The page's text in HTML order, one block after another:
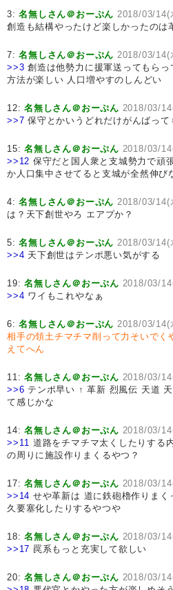
3:名無しさん＠おーぷん 2018/03/14(
創造も結構やったけど楽しかったのは
7:名無しさん＠おーぷん 2018/03/14(
>>3 創造は他勢力に援軍送ってもらっ
方法が楽しい 人口増やすのしんどい
12:名無しさん＠おーぷん 2018/03/
>>7 保守とかいうどれだけがんばっ
15:名無しさん＠おーぷん 2018/03/
>>12 保守だと国人衆と支城勢力で頑
か人口集中させてると支城が全然伸び
4:名無しさん＠おーぷん 2018/03/14(
は？天下創世やろ エアプか？
5:名無しさん＠おーぷん 2018/03/14(
>>4 天下創世はテンポ悪い気がする
19:名無しさん＠おーぷん 2018/03/
>>4 ワイもこれやなぁ
6:名無しさん＠おーぷん 2018/03/14(
相手の領土チマチマ削って力そいでく
えてへん
11:名無しさん＠おーぷん 2018/03/
>>6 テンポ早い ↑ 革新 烈風伝 天道
て感じかな
14:名無しさん＠おーぷん 2018/03/
>>11 道路をチマチマ太くしたりする
の周りに施設作りまくるやつ？
17:名無しさん＠おーぷん 2018/03/
>>14 せや革新は 道に鉄砲櫓作りま
久要塞化したりするやつや
18:名無しさん＠おーぷん 2018/03/
>>17 罠系もっと充実して欲しい
20:名無しさん＠おーぷん 2018/03/